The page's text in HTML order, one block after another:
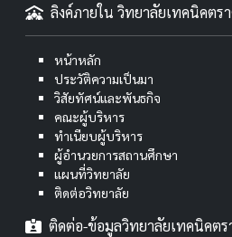
ลิงค์ภายใน วิทยาลัยเทคนิคตร
หน้าหลัก
ประวัติความเป็นมา
วิสัยทัศน์และพันธกิจ
คณะผู้บริหาร
ทำเนียบผู้บริหาร
ผู้อำนวยการสถานศึกษา
แผนที่วิทยาลัย
ติดต่อวิทยาลัย
ติดต่อ-ข้อมูลวิทยาลัยเทคนิคตร